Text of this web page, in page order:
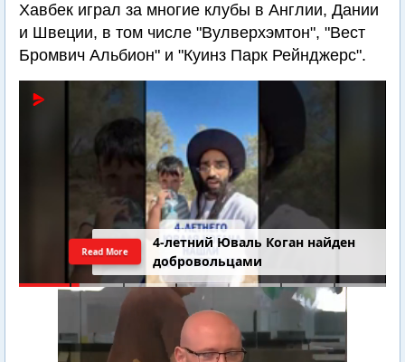
Хавбек играл за многие клубы в Англии, Дании
и Швеции, в том числе "Вулверхэмтон", "Вест
Бромвич Альбион" и "Куинз Парк Рейнджерс".
4-летний Юваль Коган найден
добровольцами
Read More